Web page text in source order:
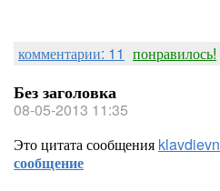
комментарии: 11 понравилось!
Без заголовка
08-05-2013 11:35
Это цитата сообщения
сообщение